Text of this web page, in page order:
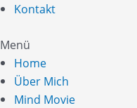
Kontakt
Menü
Home
Über Mich
Mind Movie